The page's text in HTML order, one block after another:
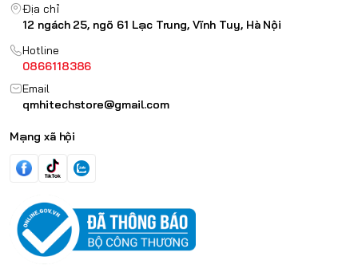
Địa chỉ
12 ngách 25, ngõ 61 Lạc Trung, Vĩnh Tuy, Hà Nội
Hotline
0866118386
Email
qmhitechstore@gmail.com
Mạng xã hội